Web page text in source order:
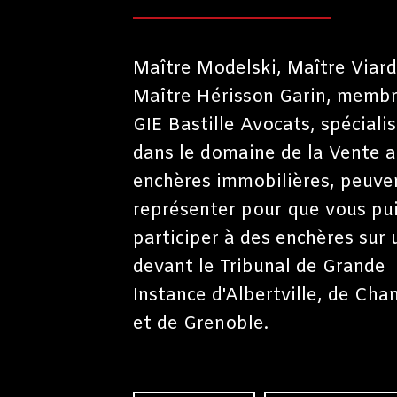
Maître Modelski, Maître
Maître Hérisson Garin,
GIE Bastille Avocats,
dans le domaine de la Vente
enchères immobilières,
représenter pour que vous
participer à des enchères sur
devant le Tribunal de Grande
Instance d'Albertville, de
et de Grenoble.
Réf. 38209
Appartement avec mezzanine,
surface de 37,85m2 à
avec une mise à prix sur
de 61.600 €
Mise à prix : 61